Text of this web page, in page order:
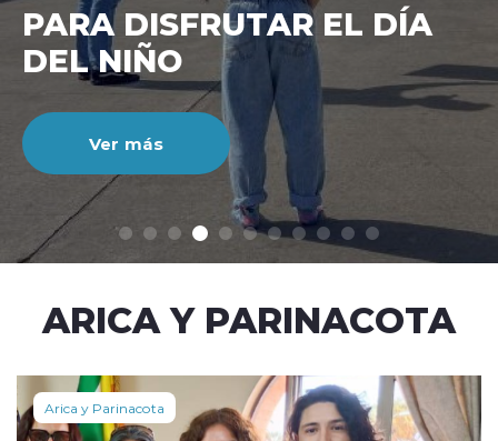
modo claro
CIENTO DURANTE EL MES
DE JULIO
Ver más
ARICA Y PARINACOTA
Arica y Parinacota